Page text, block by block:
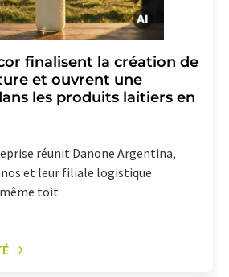
finalisent la création de
et ouvrent une
les produits laitiers en
réunit Danone Argentina,
et leur filiale logistique
toit